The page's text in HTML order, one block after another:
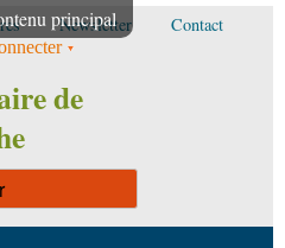
principal
Newsletter Contact
de